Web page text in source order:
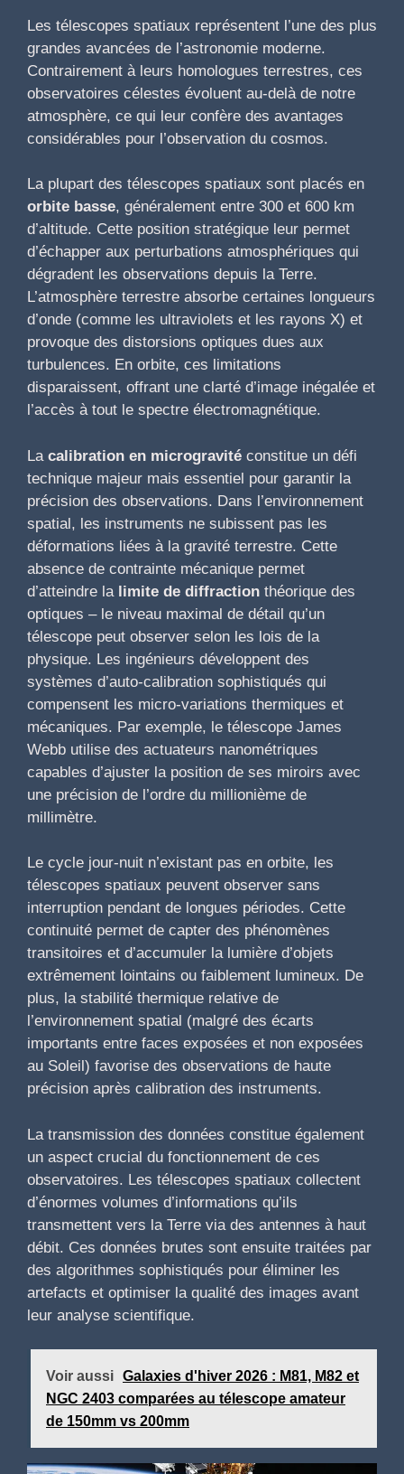
Les télescopes spatiaux représentent l’une des plus
grandes avancées de l’astronomie moderne.
Contrairement à leurs homologues terrestres, ces
observatoires célestes évoluent au-delà de notre
atmosphère, ce qui leur confère des avantages
considérables pour l’observation du cosmos.
La plupart des télescopes spatiaux sont placés en
orbite basse, généralement entre 300 et 600 km
d’altitude. Cette position stratégique leur permet
d’échapper aux perturbations atmosphériques qui
dégradent les observations depuis la Terre.
L’atmosphère terrestre absorbe certaines longueurs
d’onde (comme les ultraviolets et les rayons X) et
provoque des distorsions optiques dues aux
turbulences. En orbite, ces limitations
disparaissent, offrant une clarté d’image inégalée et
l’accès à tout le spectre électromagnétique.
La calibration en microgravité constitue un défi
technique majeur mais essentiel pour garantir la
précision des observations. Dans l’environnement
spatial, les instruments ne subissent pas les
déformations liées à la gravité terrestre. Cette
absence de contrainte mécanique permet
d’atteindre la limite de diffraction théorique des
optiques – le niveau maximal de détail qu’un
télescope peut observer selon les lois de la
physique. Les ingénieurs développent des
systèmes d’auto-calibration sophistiqués qui
compensent les micro-variations thermiques et
mécaniques. Par exemple, le télescope James
Webb utilise des actuateurs nanométriques
capables d’ajuster la position de ses miroirs avec
une précision de l’ordre du millionième de
millimètre.
Le cycle jour-nuit n’existant pas en orbite, les
télescopes spatiaux peuvent observer sans
interruption pendant de longues périodes. Cette
continuité permet de capter des phénomènes
transitoires et d’accumuler la lumière d’objets
extrêmement lointains ou faiblement lumineux. De
plus, la stabilité thermique relative de
l’environnement spatial (malgré des écarts
importants entre faces exposées et non exposées
au Soleil) favorise des observations de haute
précision après calibration des instruments.
La transmission des données constitue également
un aspect crucial du fonctionnement de ces
observatoires. Les télescopes spatiaux collectent
d’énormes volumes d’informations qu’ils
transmettent vers la Terre via des antennes à haut
débit. Ces données brutes sont ensuite traitées par
des algorithmes sophistiqués pour éliminer les
artefacts et optimiser la qualité des images avant
leur analyse scientifique.
Voir aussi Galaxies d'hiver 2026 : M81, M82 et
NGC 2403 comparées au télescope amateur
de 150mm vs 200mm